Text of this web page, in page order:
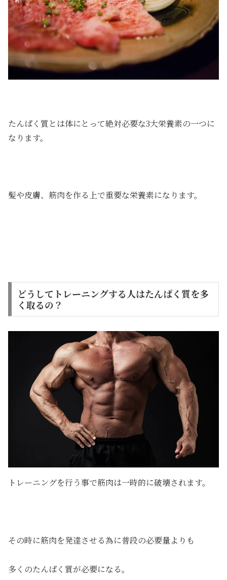
たんぱく質とは体にとって絶対必要な3大栄養素の一つに
なります。
髪や皮膚、筋肉を作る上で重要な栄養素になります。
どうしてトレーニングする人はたんぱく質を多
く取るの？
トレーニングを行う事で筋肉は一時的に破壊されます。
その時に筋肉を発達させる為に普段の必要量よりも
多くのたんぱく質が必要になる。